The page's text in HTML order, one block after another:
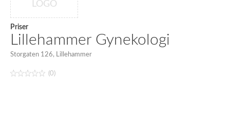
LOGO
Priser
Lillehammer Gynekologi
Storgaten 126, Lillehammer
(0)